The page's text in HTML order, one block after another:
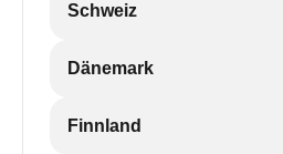
Schweiz
Dänemark
Finnland